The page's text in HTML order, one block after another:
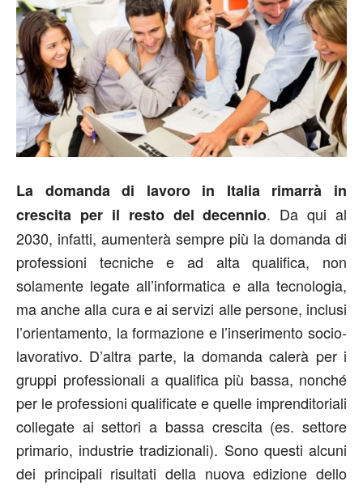
La domanda di lavoro in Italia rimarrà in
crescita per il resto del decennio. Da qui al
2030, infatti, aumenterà sempre più la domanda di
professioni tecniche e ad alta qualifica, non
solamente legate all’informatica e alla tecnologia,
ma anche alla cura e ai servizi alle persone, inclusi
l’orientamento, la formazione e l’inserimento socio-
lavorativo. D’altra parte, la domanda calerà per i
gruppi professionali a qualifica più bassa, nonché
per le professioni qualificate e quelle imprenditoriali
collegate ai settori a bassa crescita (es. settore
primario, industrie tradizionali). Sono questi alcuni
dei principali risultati della nuova edizione dello